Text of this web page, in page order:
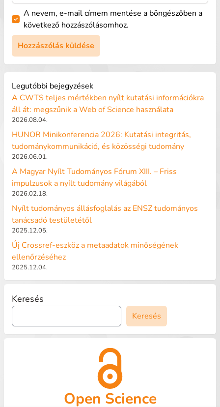
A nevem, e-mail címem mentése a böngészőben a
következő hozzászólásomhoz.
Legutóbbi bejegyzések
A CWTS teljes mértékben nyílt kutatási információkra
áll át: megszűnik a Web of Science használata
2026.08.04.
HUNOR Minikonferencia 2026: Kutatási integritás,
tudománykommunikáció, és közösségi tudomány
2026.06.01.
A Magyar Nyílt Tudományos Fórum XIII. – Friss
impulzusok a nyílt tudomány világából
2026.02.18.
Nyílt tudományos állásfoglalás az ENSZ tudományos
tanácsadó testületétől
2025.12.05.
Új Crossref-eszköz a metaadatok minőségének
ellenőrzéséhez
2025.12.04.
Keresés
Keresés
Open Science